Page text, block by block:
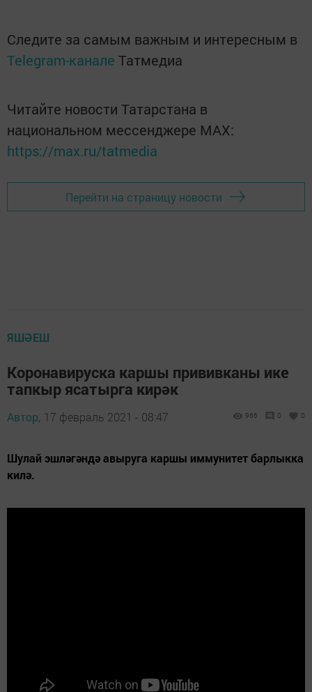
Следите за самым важным и интересным в
Telegram-канале Татмедиа
Читайте новости Татарстана в
национальном мессенджере MАХ:
https://max.ru/tatmedia
Перейти на страницу новости
ЯШӘЕШ
Коронавируска каршы прививканы ике
тапкыр ясатырга кирәк
Автор, 17 февраль 2021 - 08:47 966 0 0
Шулай эшләгәндә авыруга каршы иммунитет барлыкка
килә.